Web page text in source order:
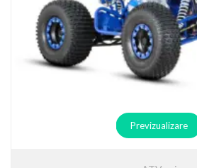
Previzualizare